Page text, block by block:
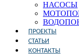
НАСОСЫ
ПРОЕКТЫ
СТАТЬИ
КОНТАКТЫ